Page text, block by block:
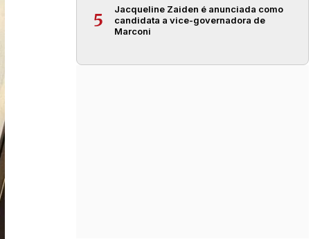
5
Jacqueline Zaiden é anunciada como
candidata a vice-governadora de
Marconi